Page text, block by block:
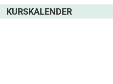
KURSKALENDER